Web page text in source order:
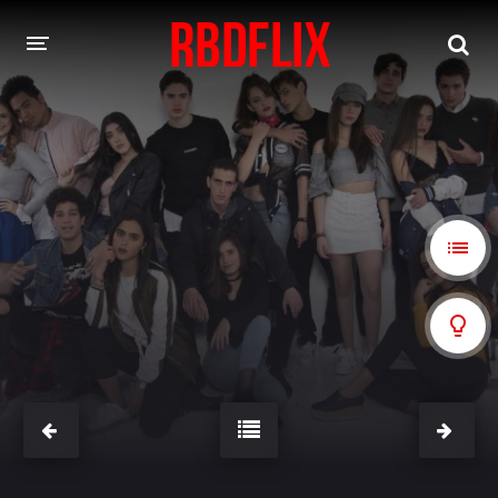
HOME
REBELDE
Rebelde: En Español Rebelde: Dublado
FILMES
Alfonso Herrera Anahí
Christian Chávez Christopher Von Uckermann